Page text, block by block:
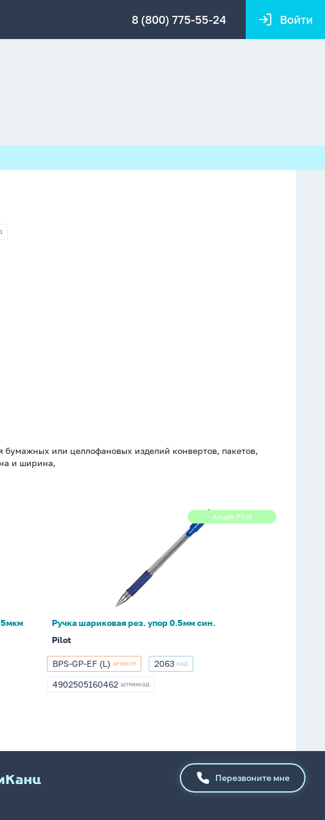
8 (800) 775-55-24 Войти
или целлофановых изделий конвертов, пакетов,
и ширина,
Акция
Акция Pilot
Ручка шариковая рез. упор 0.5мм син.
Pilot
BPS-
GP-
BPS-GP-EF (L) АРТИКУЛ 2063
2063 КОД
4902505160462
4902505160462 ШТРИХКОД
Перезвоните мне